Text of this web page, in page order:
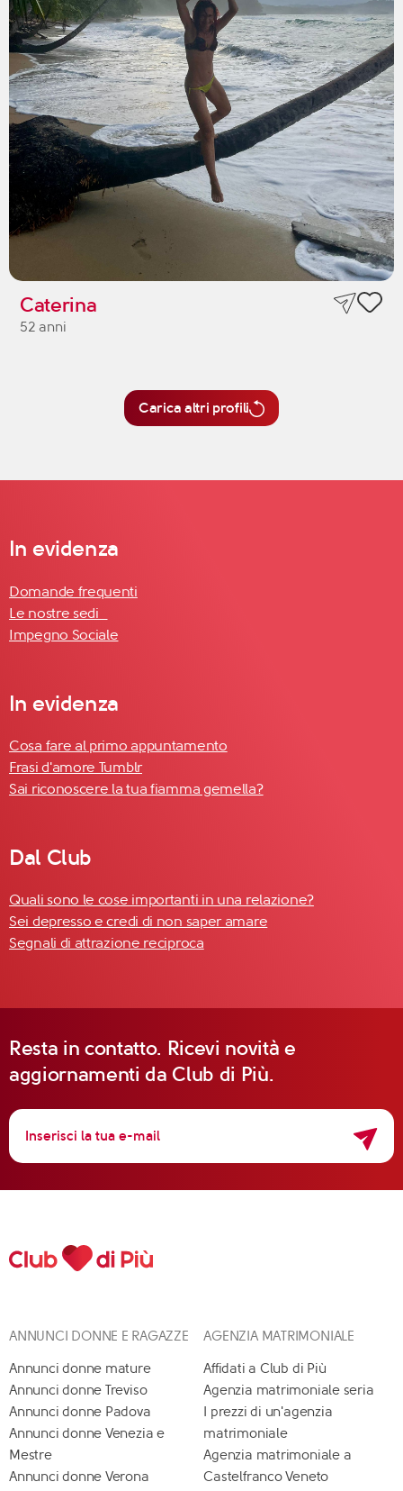
Caterina
52 anni
Carica altri profili
In evidenza
Domande frequenti
Le nostre sedi
Impegno Sociale
In evidenza
Cosa fare al primo appuntamento
Frasi d'amore Tumblr
Sai riconoscere la tua fiamma gemella?
Dal Club
Quali sono le cose importanti in una relazione?
Sei depresso e credi di non saper amare
Segnali di attrazione reciproca
Resta in contatto. Ricevi novità e
aggiornamenti da Club di Più.
ANNUNCI DONNE E RAGAZZE
Annunci donne mature
Annunci donne Treviso
Annunci donne Padova
Annunci donne Venezia e
Mestre
Annunci donne Verona
AGENZIA MATRIMONIALE
Affidati a Club di Più
Agenzia matrimoniale seria
I prezzi di un'agenzia
matrimoniale
Agenzia matrimoniale a
Castelfranco Veneto